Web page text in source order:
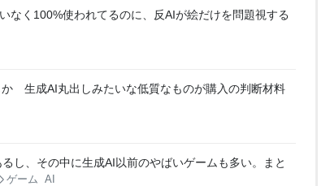
なく100%使われてるのに、反AIが絵だけを問題視する
生成AI丸出しみたいな低質なものが購入の判断材料
し、その中に生成AI以前のやばいゲームも多い。まと
ゲーム AI